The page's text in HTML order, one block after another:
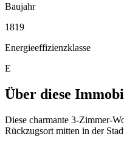
Baujahr
1819
Energieeffizienzklasse
E
Über diese
Diese charmante 3-Zimmer-
Rückzugsort mitten in der